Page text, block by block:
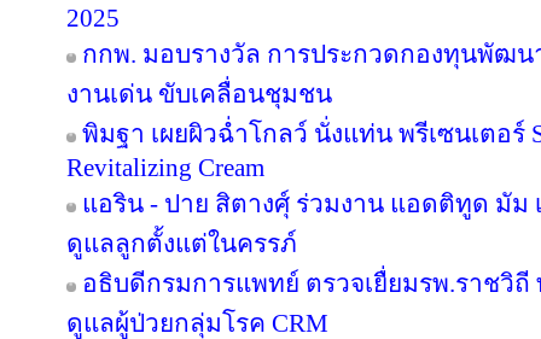
2025
กกพ. มอบรางวัล การประกวดกองทุนพัฒน
งานเด่น ขับเคลื่อนชุมชน
พิมฐา เผยผิวฉ่ำโกลว์ นั่งแท่น พรีเซนเตอร์
Revitalizing Cream
แอริน - ปาย สิตางศุ์ ร่วมงาน แอดติทูด มัม
ดูแลลูกตั้งแต่ในครรภ์
อธิบดีกรมการแพทย์ ตรวจเยื่ยมรพ.ราชวิ
ดูแลผู้ป่วยกลุ่มโรค CRM